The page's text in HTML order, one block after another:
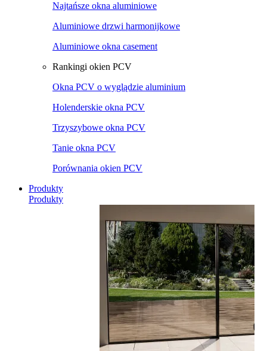
Najtańsze okna aluminiowe
Aluminiowe drzwi harmonijkowe
Aluminiowe okna casement
Rankingi okien PCV
Okna PCV o wyglądzie aluminium
Holenderskie okna PCV
Trzyszybowe okna PCV
Tanie okna PCV
Porównania okien PCV
Produkty
Produkty